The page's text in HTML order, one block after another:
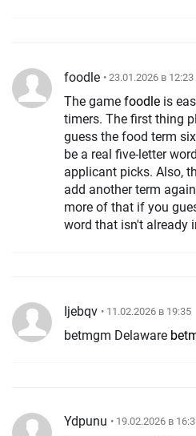
foodle • 23.01.2026 в 12:23
The game foodle is
timers. The first thing
guess the food term
be a real five-letter
applicant picks. Also,
add another term
more of that if you
word that isn't already
Ijebqv • 11.02.2026 в 19:35
betmgm Delaware
Ydpunu • 19.02.2026 в